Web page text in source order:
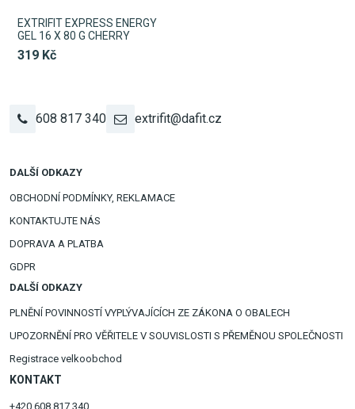
EXTRIFIT EXPRESS ENERGY
GEL 16 X 80 G CHERRY
319 Kč
608 817 340 extrifit@dafit.cz
DALŠÍ ODKAZY
OBCHODNÍ PODMÍNKY, REKLAMACE
KONTAKTUJTE NÁS
DOPRAVA A PLATBA
GDPR
DALŠÍ ODKAZY
PLNĚNÍ POVINNOSTÍ VYPLÝVAJÍCÍCH ZE ZÁKONA O OBALECH
UPOZORNĚNÍ PRO VĚŘITELE V SOUVISLOSTI S PŘEMĚNOU SPOLEČNOSTI
Registrace velkoobchod
KONTAKT
+420 608 817 340